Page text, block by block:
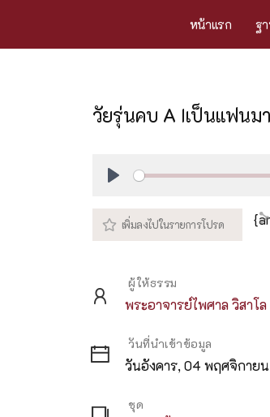
หน้าแรก ฐ
วัยรุ่นคบ A Iเป็นแฟนม
ผู้ให้ธรรม
พระอาจารย์ไพศาล วิสาโล
วันที่นำเข้าข้อมูล
วันอังคาร, 04 พฤศจิกาย
ชุด